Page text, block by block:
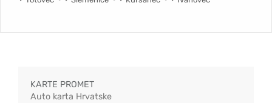
KARTE PROMET
Auto karta Hrvatske